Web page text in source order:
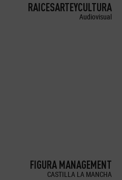
RAICESARTEYCULTURA
Audiovisual
FIGURA MANAGEMENT
CASTILLA LA MANCHA